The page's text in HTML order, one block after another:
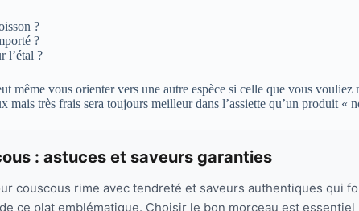
?
?
l’étal ?
même vous orienter vers une autre espèce si celle que vous vouliez
très frais sera toujours meilleur dans l’assiette qu’un produit «
: astuces et saveurs garanties
couscous rime avec tendreté et saveurs authentiques qui
ce plat emblématique. Choisir le bon morceau est essentiel